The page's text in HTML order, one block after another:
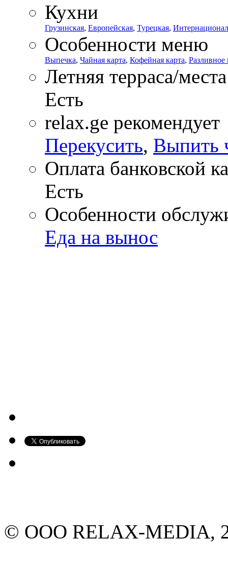
Кухни
Грузинская, Европейская, Турецкая,
Особенности меню
Выпечка, Чайная карта, Кофейная карта, Разливное
Летняя терраса/
Есть
relax.ge рекомендует
Перекусить, Выпить
Оплата банковской
Есть
Особенности
Еда на вынос
© ООО RELAX-MEDIA,